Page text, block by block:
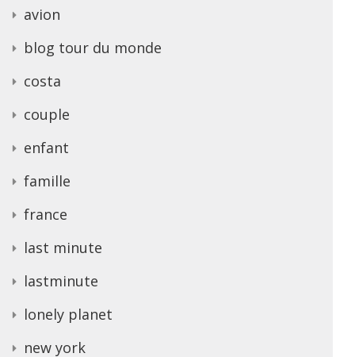
avion
blog tour du monde
costa
couple
enfant
famille
france
last minute
lastminute
lonely planet
new york